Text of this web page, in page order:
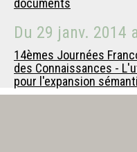
documents
Du 29 janv. 2014
14èmes Journées
des Connaissances -
pour l'expansion